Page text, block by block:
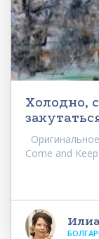
Холодно,
Come and